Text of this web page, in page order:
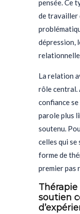
pensée. Ce
de travailler
dépression,
La relation
rôle central.
confiance
parole plus
soutenu.
celles qui
forme de
premier pas
soutien